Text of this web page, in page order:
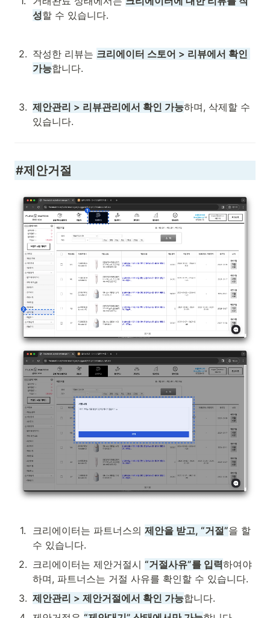
성할 수 있습니다.
2. 작성한 리뷰는 크리에이터 스토어 > 리뷰에서 확인
가능합니다.
3. 제안관리 > 리뷰관리에서 확인 가능하며, 삭제할 수
있습니다.
#제안거절
1. 크리에이터는 파트너스의 제안을 받고, “거절”을 할
수 있습니다.
2. 크리에이터는 제안거절시 “거절사유”를 입력하여야
하며, 파트너스는 거절 사유를 확인할 수 있습니다.
3. 제안관리 > 제안거절에서 확인 가능합니다.